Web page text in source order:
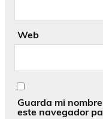
Web
Guarda mi
este navegador